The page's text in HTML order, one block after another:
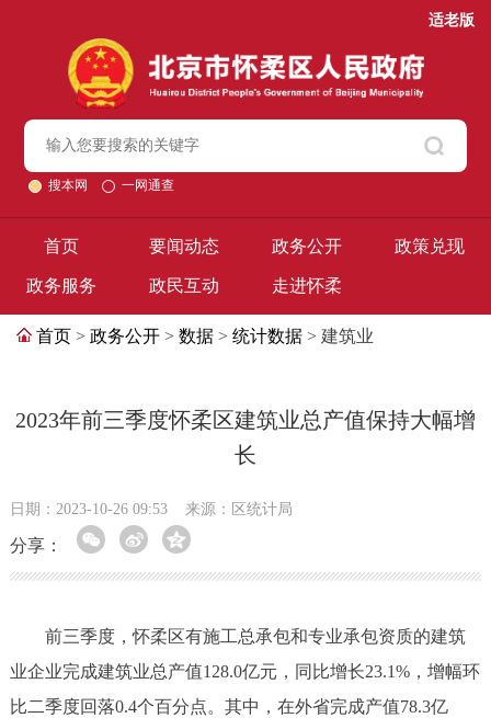
适老版
搜本网 一网通查
首页 要闻动态 政务公开 政策兑现
政务服务 政民互动 走进怀柔
首页 > 政务公开 > 数据 > 统计数据 > 建筑业
2023年前三季度怀柔区建筑业总产值保持大幅增
长
日期：2023-10-26 09:53 来源：区统计局
分享：
前三季度，怀柔区有施工总承包和专业承包资质的建筑
业企业完成建筑业总产值128.0亿元，同比增长23.1%，增幅环
比二季度回落0.4个百分点。其中，在外省完成产值78.3亿